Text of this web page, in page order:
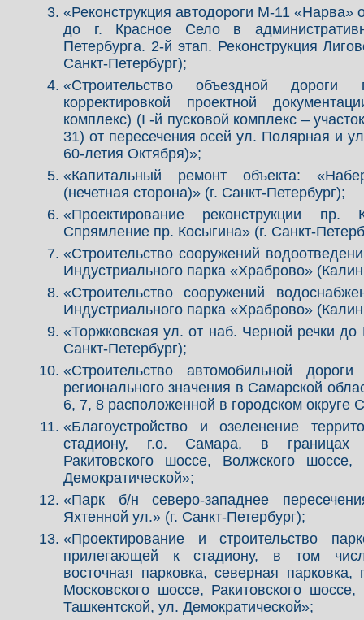
«Реконструкция автодороги М-11 «Нарва»
до г. Красное Село в
Петербурга. 2-й этап. Реконструкция
Санкт-Петербург);
«Строительство объездной
корректировкой проектной
комплекс) (I -й пусковой комплекс –
31) от пересечения осей ул. Полярная и
60-летия Октября)»;
«Капитальный ремонт объекта:
(нечетная сторона)» (г. Санкт-Петербург);
«Проектирование реконструкции
Спрямление пр. Косыгина» (г. Санкт-
«Строительство сооружений
Индустриального парка «Храброво»
«Строительство сооружений
Индустриального парка «Храброво»
«Торжковская ул. от наб. Черной речки до
Санкт-Петербург);
«Строительство автомобильной
регионального значения в Самарской
6, 7, 8 расположенной в городском округе
«Благоустройство и озеленение
стадиону, г.о. Самара, в границах
Ракитовского шоссе, Волжского
Демократической»;
«Парк б/н северо-западнее
Яхтенной ул.» (г. Санкт-Петербург);
«Проектирование и строительство
прилегающей к стадиону, в том
восточная парковка, северная
Московского шоссе, Ракитовского
Ташкентской, ул. Демократической»;